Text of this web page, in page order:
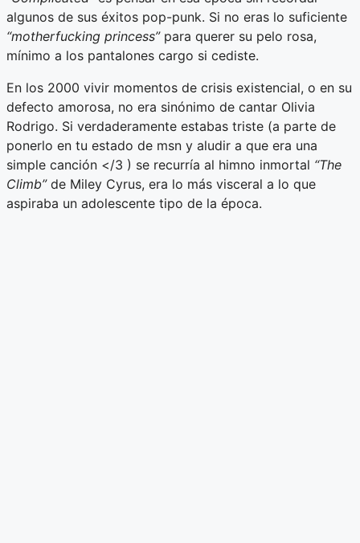
algunos de sus éxitos pop-punk. Si no eras lo suficiente
“motherfucking princess”para querer su pelo rosa,
mínimo a los pantalones cargo si cediste.
En los 2000 vivir momentos de crisis existencial, o en su
defecto amorosa, no era sinónimo de cantar Olivia
Rodrigo. Si verdaderamente estabas triste (a parte de
ponerlo en tu estado de msn y aludir a que era una
simple canción </3 ) se recurría al himno inmortal “The
Climb”de Miley Cyrus, era lo más visceral a lo que
aspiraba un adolescente tipo de la época.